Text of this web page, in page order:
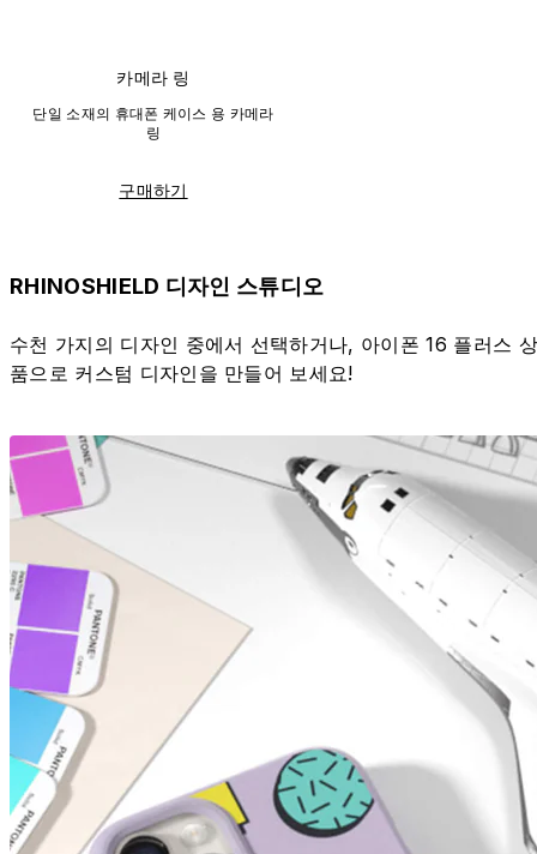
카메라 링
단일 소재의 휴대폰 케이스 용 카메라
링
구매하기
RHINOSHIELD 디자인 스튜디오
수천 가지의 디자인 중에서 선택하거나, 아이폰 16 플러스 상
품으로 커스텀 디자인을 만들어 보세요!